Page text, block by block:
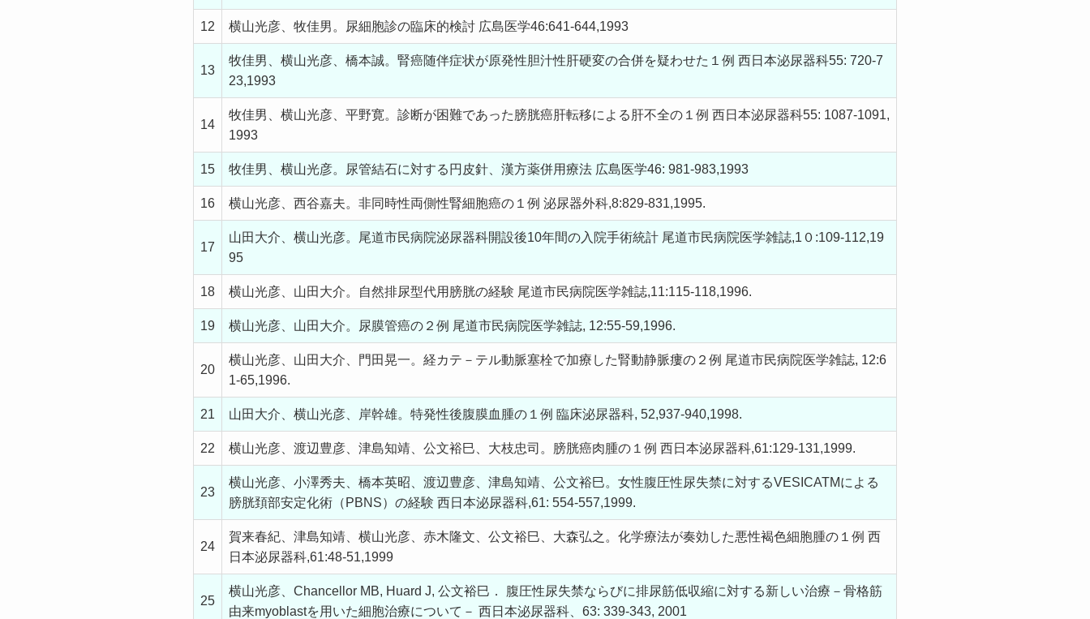
12 横山光彦、牧佳男。尿細胞診の臨床的検討 広島医学46:641-644,1993
13
牧佳男、横山光彦、橋本誠。腎癌随伴症状が原発性胆汁性肝硬変の合併を疑わせた１例 西日本泌尿器科55: 720-7
23,1993
14
牧佳男、横山光彦、平野寛。診断が困難であった膀胱癌肝転移による肝不全の１例 西日本泌尿器科55: 1087-1091,
1993
15 牧佳男、横山光彦。尿管結石に対する円皮針、漢方薬併用療法 広島医学46: 981-983,1993
16 横山光彦、西谷嘉夫。非同時性両側性腎細胞癌の１例 泌尿器外科,8:829-831,1995.
17
山田大介、横山光彦。尾道市民病院泌尿器科開設後10年間の入院手術統計 尾道市民病院医学雑誌,1０:109-112,19
95
18 横山光彦、山田大介。自然排尿型代用膀胱の経験 尾道市民病院医学雑誌,11:115-118,1996.
19 横山光彦、山田大介。尿膜管癌の２例 尾道市民病院医学雑誌, 12:55-59,1996.
20
横山光彦、山田大介、門田晃一。経カテ－テル動脈塞栓で加療した腎動静脈瘻の２例 尾道市民病院医学雑誌, 12:6
1-65,1996.
21 山田大介、横山光彦、岸幹雄。特発性後腹膜血腫の１例 臨床泌尿器科, 52,937-940,1998.
22 横山光彦、渡辺豊彦、津島知靖、公文裕巳、大枝忠司。膀胱癌肉腫の１例 西日本泌尿器科,61:129-131,1999.
23
横山光彦、小澤秀夫、橋本英昭、渡辺豊彦、津島知靖、公文裕巳。女性腹圧性尿失禁に対するVESICATMによる
膀胱頚部安定化術（PBNS）の経験 西日本泌尿器科,61: 554-557,1999.
24
賀来春紀、津島知靖、横山光彦、赤木隆文、公文裕巳、大森弘之。化学療法が奏効した悪性褐色細胞腫の１例 西
日本泌尿器科,61:48-51,1999
25
横山光彦、Chancellor MB, Huard J, 公文裕巳． 腹圧性尿失禁ならびに排尿筋低収縮に対する新しい治療－骨格筋
由来myoblastを用いた細胞治療について－ 西日本泌尿器科、63: 339-343, 2001